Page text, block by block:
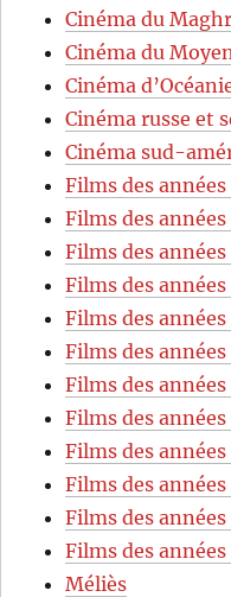
Cinéma du
Cinéma du
Cinéma
Cinéma russe et
Cinéma sud-
Films des
Films des années
Films des
Films des
Films des
Films des
Films des
Films des
Films des
Films des
Films des
Films des
Méliès